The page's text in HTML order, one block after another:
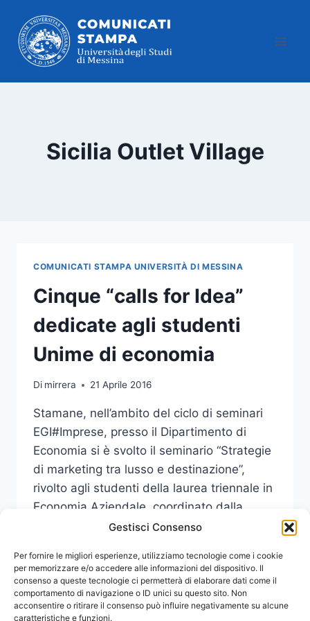
Gestisci Consenso
Per fornire le migliori esperienze, utilizziamo tecnologie come i cookie
per memorizzare e/o accedere alle informazioni del dispositivo. Il
consenso a queste tecnologie ci permetterà di elaborare dati come il
comportamento di navigazione o ID unici su questo sito. Non
acconsentire o ritirare il consenso può influire negativamente su alcune
caratteristiche e funzioni.
contenuto
Sicilia Outlet Village
COMUNICATI STAMPA UNIVERSITÀ DI MESSINA
Cinque “calls for Idea”
dedicate agli studenti
Unime di economia
Di mirrera 21 Aprile 2016
Stamane, nell’ambito del ciclo di seminari
EGI#Imprese, presso il Dipartimento di
Economia si è svolto il seminario “Strategie
di marketing tra lusso e destinazione”,
rivolto agli studenti della laurea triennale in
Economia Aziendale, coordinato dalla
prof.ssa Luisa Puleio.
LEGGI DI PIÙCINQUE
“CALLS
FOR
IDEA”
DEDICATE